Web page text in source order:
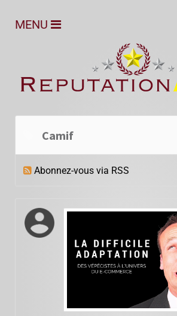
MENU
Camif
Abonnez-vous via RSS